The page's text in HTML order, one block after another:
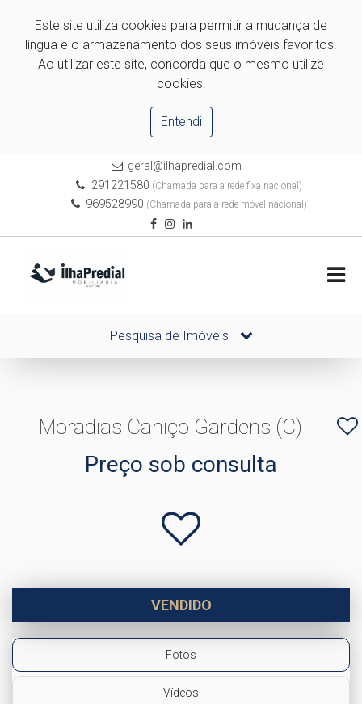
Este site utiliza cookies para permitir a mudança de
língua e o armazenamento dos seus imóveis favoritos.
Ao utilizar este site, concorda que o mesmo utilize
cookies.
Entendi
geral@ilhapredial.com
291221580 (Chamada para a rede fixa nacional)
969528990 (Chamada para a rede móvel nacional)
Pesquisa de Imóveis
Moradias Caniço Gardens (C)
Preço sob consulta
VENDIDO
Fotos
Vídeos